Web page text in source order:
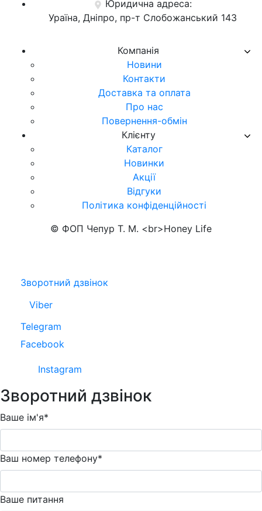
Компанія
Новини
Контакти
Доставка та оплата
Про нас
Повернення-обмін
Клієнту
Каталог
Новинки
Акції
Відгуки
Політика конфіденційності
Юридична адреса:
Ураїна, Дніпро, пр-т Слобожанський 143
© ФОП Чепур Т. М. <br>Honey Life
Зворотний дзвінок
Viber
Telegram
Facebook
Instagram
Зворотний дзвінок
Ваше ім'я*
Ваш номер телефону*
Ваше питання